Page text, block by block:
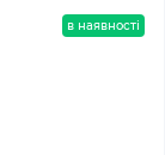
в наявності